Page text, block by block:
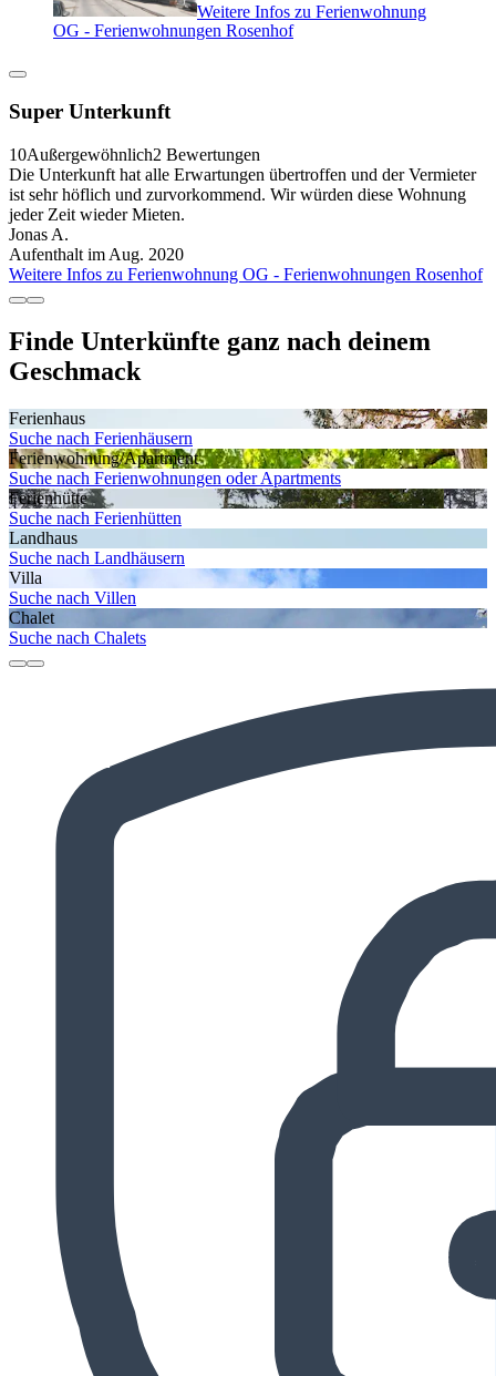
Weitere Infos zu Ferienwohnung
OG - Ferienwohnungen Rosenhof
Super Unterkunft
10Außergewöhnlich2 Bewertungen
Die Unterkunft hat alle Erwartungen übertroffen und der Vermieter
ist sehr höflich und zurvorkommend. Wir würden diese Wohnung
jeder Zeit wieder Mieten.
Jonas A.
Aufenthalt im Aug. 2020
Weitere Infos zu Ferienwohnung OG - Ferienwohnungen Rosenhof
Finde Unterkünfte ganz nach deinem
Geschmack
Ferienhaus
Suche nach Ferienhäusern
Ferienwohnung/Apartment
Suche nach Ferienwohnungen oder Apartments
Ferienhütte
Suche nach Ferienhütten
Landhaus
Suche nach Landhäusern
Villa
Suche nach Villen
Chalet
Suche nach Chalets